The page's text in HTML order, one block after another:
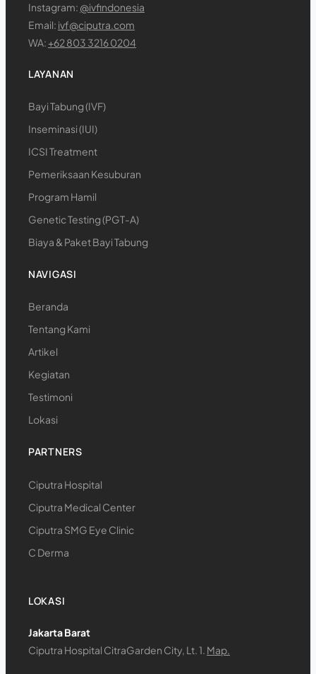
Instagram: @ivfindonesia
Email: ivf@ciputra.com
WA:+62 803 3216 0204
LAYANAN
Bayi Tabung (IVF)
Inseminasi (IUI)
ICSI Treatment
Pemeriksaan Kesuburan
Program Hamil
Genetic Testing (PGT-A)
Biaya & Paket Bayi Tabung
NAVIGASI
Beranda
Tentang Kami
Artikel
Kegiatan
Testimoni
Lokasi
PARTNERS
Ciputra Hospital
Ciputra Medical Center
Ciputra SMG Eye Clinic
C Derma
LOKASI
Jakarta Barat
Ciputra Hospital CitraGarden City, Lt. 1. Map.